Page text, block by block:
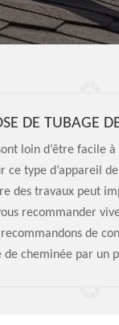
DE TUBAGE
loin d’être facile
type d’appareil
des travaux peut
recommander
de
de cheminée par un